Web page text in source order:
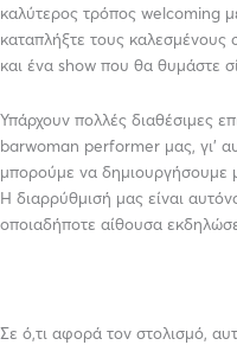
καλύτερος τρόπος welcoming
καταπλήξτε τους καλεσμένους
και ένα show που θα θυμάστε
Υπάρχουν πολλές διαθέσιμες
barwoman performer μας, γι’
μπορούμε να δημιουργήσουμε
Η διαρρύθμισή μας είναι
οποιαδήποτε αίθουσα
Σε ό,τι αφορά τον στολισμό,